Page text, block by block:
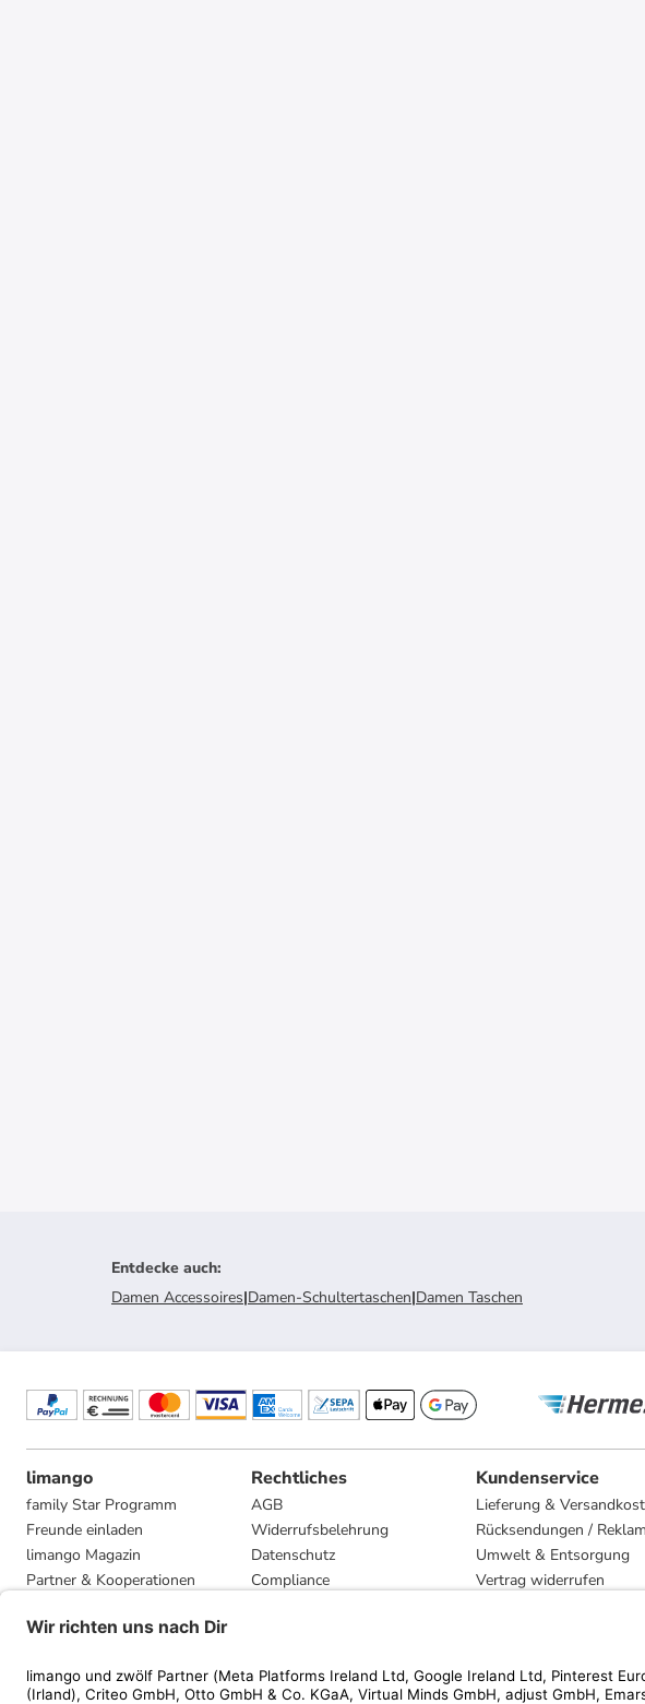
Entdecke auch:
Damen Accessoires|Damen-Schultertaschen|Damen Taschen
limango
family Star Programm
Freunde einladen
limango Magazin
Partner & Kooperationen
Presse
Rechtliches
AGB
Widerrufsbelehrung
Datenschutz
Compliance
Kundenservice
Lieferung &
Rücksendungen /
Umwelt & Entsorgung
Vertrag widerrufen